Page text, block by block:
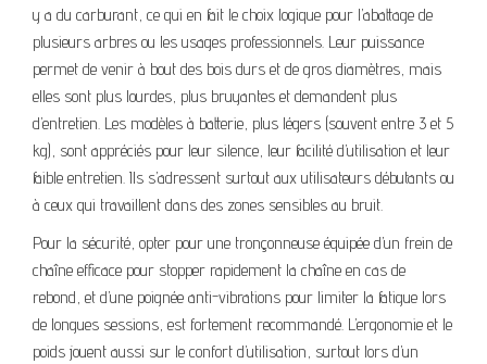
y a du carburant, ce qui en fait le choix logique pour l’abattage de
plusieurs arbres ou les usages professionnels. Leur puissance
permet de venir à bout des bois durs et de gros diamètres, mais
elles sont plus lourdes, plus bruyantes et demandent plus
d’entretien. Les modèles à batterie, plus légers (souvent entre 3 et 5
kg), sont appréciés pour leur silence, leur facilité d’utilisation et leur
faible entretien. Ils s’adressent surtout aux utilisateurs débutants ou
à ceux qui travaillent dans des zones sensibles au bruit.
Pour la sécurité, opter pour une tronçonneuse équipée d’un frein de
chaîne efficace pour stopper rapidement la chaîne en cas de
rebond, et d’une poignée anti-vibrations pour limiter la fatigue lors
de longues sessions, est fortement recommandé. L’ergonomie et le
poids jouent aussi sur le confort d’utilisation, surtout lors d’un